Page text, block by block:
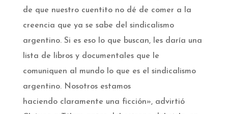
de que nuestro cuentito no dé de comer a la
creencia que ya se sabe del sindicalismo
argentino. Si es eso lo que buscan, les daría una
lista de libros y documentales que le
comuniquen al mundo lo que es el sindicalismo
argentino. Nosotros estamos
haciendo claramente una ficción», advirtió